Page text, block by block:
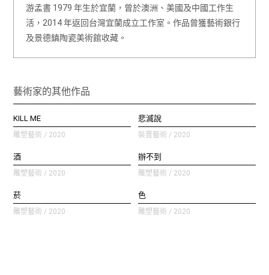
游孟書 1979 年生於宜蘭，曾於澳洲、美國及中國工作生
活，2014 年返回台灣宜蘭成立工作室。作品曾獲藝術銀行
及景德鎮陶瓷美術館收藏。
藝術家的其他作品
KILL ME
雕塑藝術 / 2020
悲滅說
裝置藝術 / 2020
酒
雕塑藝術 / 2020
辦不到
雕塑藝術 / 2020
菸
雕塑藝術 / 2020
色
雕塑藝術 / 2020